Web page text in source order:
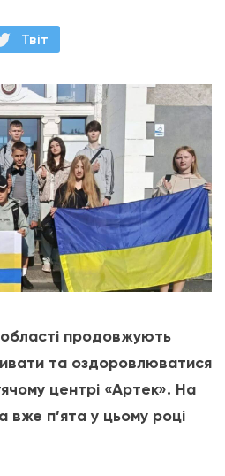
Твiт
області продовжують
та оздоровлюватися
центрі «Артек». На
вже п’ята у цьому році